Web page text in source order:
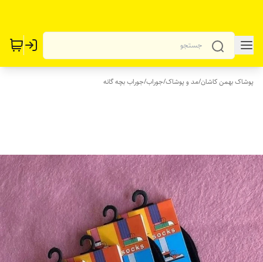
پوشاک بهمن کاشان/مد و پوشاک/جوراب/جوراب بچه گانه